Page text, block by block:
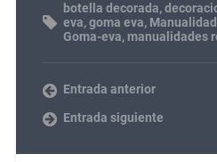
botella decorada,
eva,goma eva,
Goma-eva, manualidades
Entrada anterior
Entrada siguiente